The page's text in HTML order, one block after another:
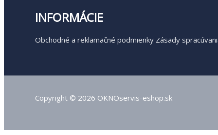
INFORMÁCIE
Obchodné a reklamačné podmienky Zásady
Copyright © 2026 OKNOservis-eshop.sk